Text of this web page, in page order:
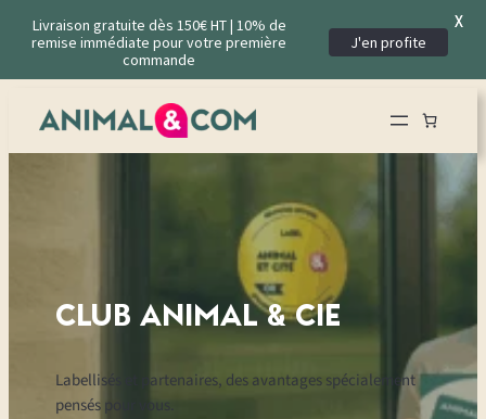
CLUB ANIMAL & CIE
Labellisés et partenaires, des avantages spécialement
pensés pour vous.
Livraison gratuite dès 150€ HT | 10% de
remise immédiate pour votre première
commande
J'en profite
X